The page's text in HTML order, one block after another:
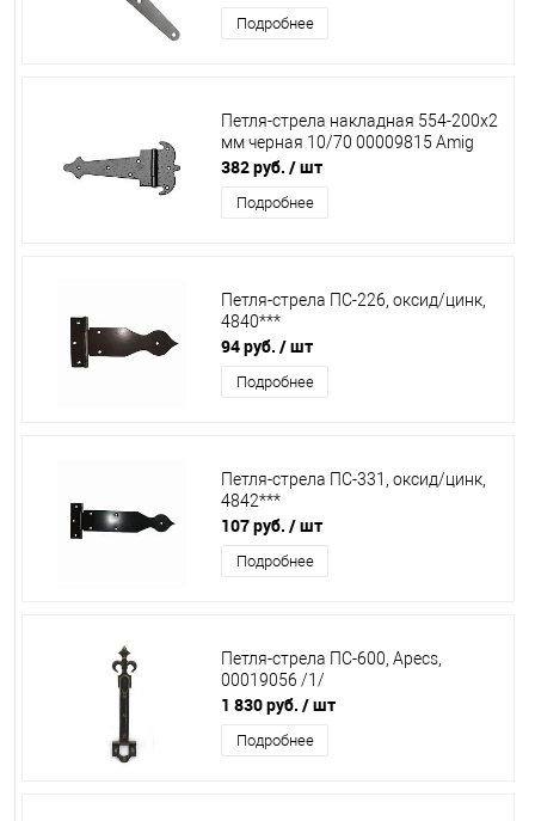
Подробнее
Петля-стрела накладная 554-200х2
мм черная 10/70 00009815 Amig
382 руб. / шт
Подробнее
Петля-стрела ПС-226, оксид/цинк,
4840***
94 руб. / шт
Подробнее
Петля-стрела ПС-331, оксид/цинк,
4842***
107 руб. / шт
Подробнее
Петля-стрела ПС-600, Apecs,
00019056 /1/
1 830 руб. / шт
Подробнее